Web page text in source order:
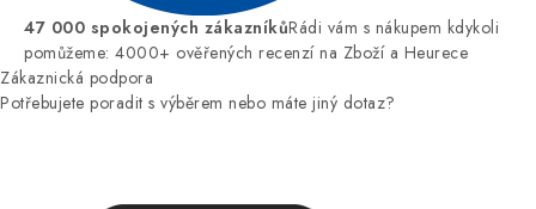
47 000 spokojených zákazníkůRádi vám s nákupem kdykoli
pomůžeme: 4000+ ověřených recenzí na Zboží a Heurece
Zákaznická podpora
Potřebujete poradit s výběrem nebo máte jiný dotaz?